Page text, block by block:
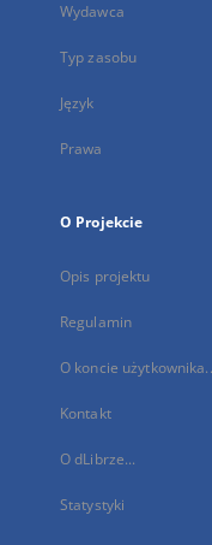
Wydawca
Typ zasobu
Język
Prawa
O Projekcie
Opis projektu
Regulamin
O koncie
Kontakt
O dLibrze...
Statystyki